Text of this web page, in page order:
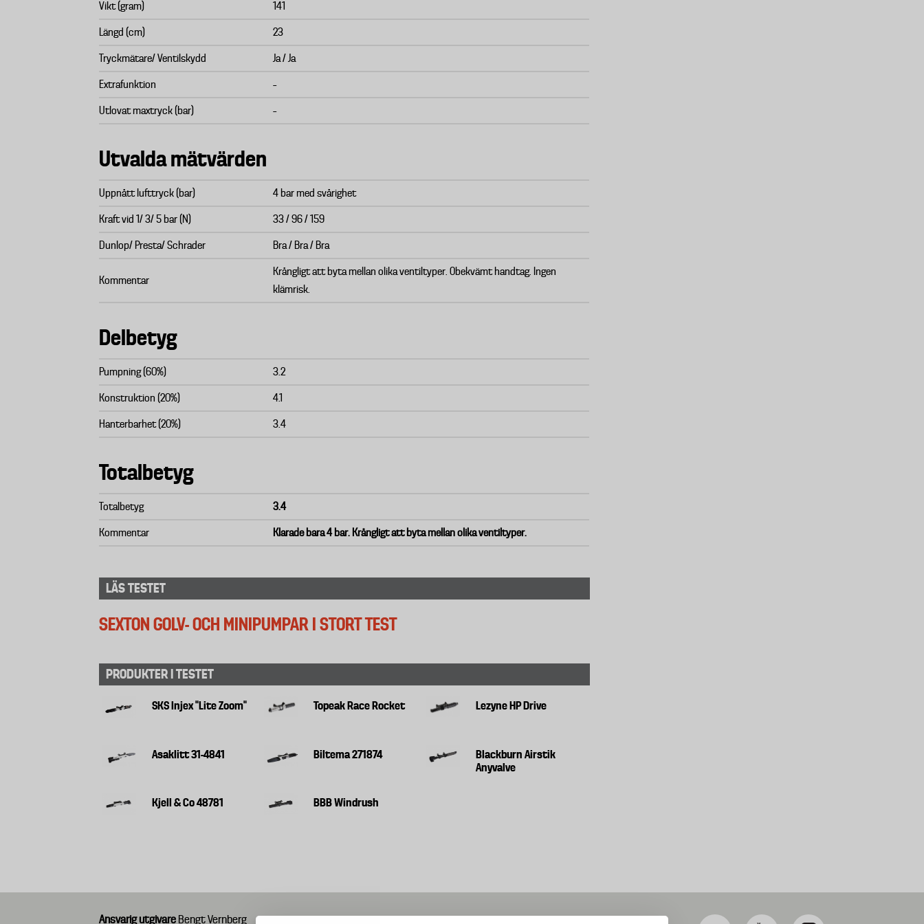
Vikt (gram) 141
Längd (cm) 23
Tryckmätare/ Ventilskydd Ja / Ja
Extrafunktion –
Utlovat maxtryck (bar) –
Utvalda mätvärden
Uppnått lufttryck (bar) 4 bar med svårighet
Kraft vid 1/ 3/ 5 bar (N) 33 / 96 / 159
Dunlop/ Presta/ Schrader Bra / Bra / Bra
Kommentar
Krångligt att byta mellan olika ventiltyper. Obekvämt handtag. Ingen
klämrisk.
Delbetyg
Pumpning (60%) 3.2
Konstruktion (20%) 4.1
Hanterbarhet (20%) 3.4
Totalbetyg
Totalbetyg 3.4
Kommentar Klarade bara 4 bar. Krångligt att byta mellan olika ventiltyper.
LÄS TESTET
SEXTON GOLV- OCH MINIPUMPAR I STORT TEST
PRODUKTER I TESTET
SKS Injex "Lite Zoom" Topeak Race Rocket Lezyne HP Drive
Asaklitt 31-4841 Biltema 271874
Blackburn Airstik
Anyvalve
Kjell & Co 48781 BBB Windrush
Ansvarig utgivare Bengt Vernberg